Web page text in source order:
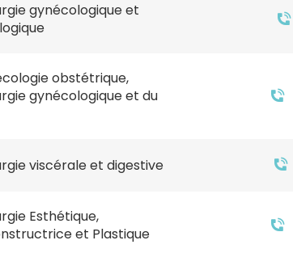
gynécologique et
obstétrique,
gynécologique et du
viscérale et digestive
Esthétique,
et Plastique